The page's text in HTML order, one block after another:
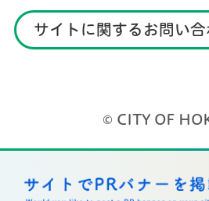
サイトに関するお問い合
© CITY OF